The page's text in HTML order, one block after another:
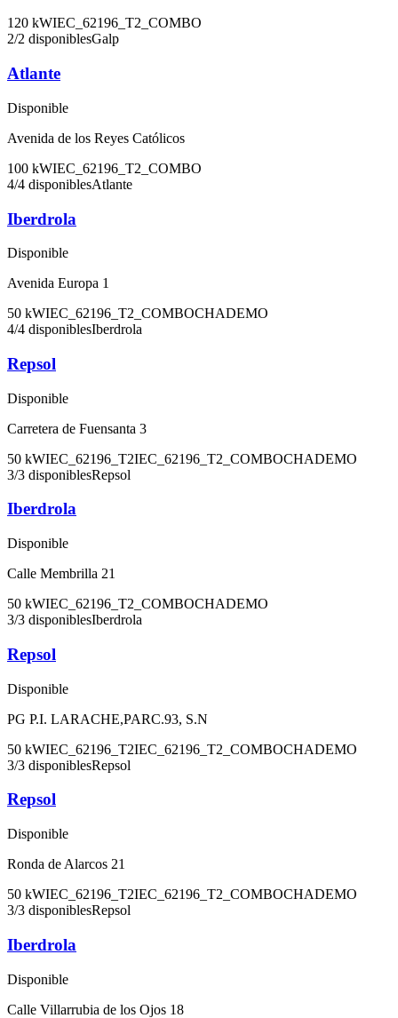
120 kWIEC_62196_T2_COMBO
2/2 disponiblesGalp
Atlante
Disponible
Avenida de los Reyes Católicos
100 kWIEC_62196_T2_COMBO
4/4 disponiblesAtlante
Iberdrola
Disponible
Avenida Europa 1
50 kWIEC_62196_T2_COMBOCHADEMO
4/4 disponiblesIberdrola
Repsol
Disponible
Carretera de Fuensanta 3
50 kWIEC_62196_T2IEC_62196_T2_COMBOCHADEMO
3/3 disponiblesRepsol
Iberdrola
Disponible
Calle Membrilla 21
50 kWIEC_62196_T2_COMBOCHADEMO
3/3 disponiblesIberdrola
Repsol
Disponible
PG P.I. LARACHE,PARC.93, S.N
50 kWIEC_62196_T2IEC_62196_T2_COMBOCHADEMO
3/3 disponiblesRepsol
Repsol
Disponible
Ronda de Alarcos 21
50 kWIEC_62196_T2IEC_62196_T2_COMBOCHADEMO
3/3 disponiblesRepsol
Iberdrola
Disponible
Calle Villarrubia de los Ojos 18